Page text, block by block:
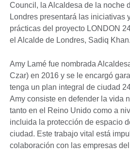
Council, la Alcaldesa de la noche
Londres presentará las iniciativas
prácticas del proyecto LONDON
el Alcalde de Londres, Sadiq Khan.
Amy Lamé fue nombrada
Czar) en 2016 y se le encargó
tenga un plan integral de ciudad
Amy consiste en defender la vida
tanto en el Reino Unido como a
incluida la protección de espacio
ciudad. Este trabajo vital está
colaboración con las empresas